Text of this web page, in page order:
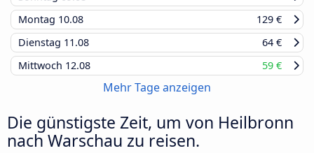
Montag 10.08
129 €
Dienstag 11.08
64 €
Mittwoch 12.08 59 €
Mehr Tage anzeigen
Die günstigste Zeit, um von Heilbronn
nach Warschau zu reisen.